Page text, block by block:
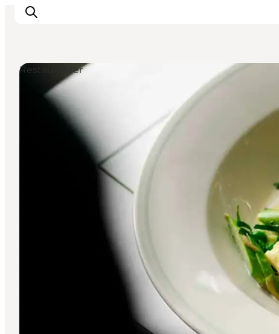
Inspiration
Destinationer
Oplevelser
Overnatning
Planlæg ferien
Restauranter